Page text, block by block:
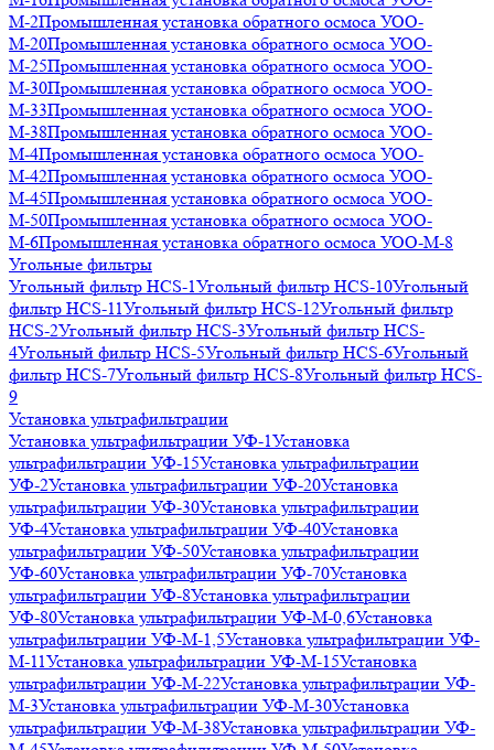
М-2Промышленная установка обратного осмоса УОО-
М-20Промышленная установка обратного осмоса УОО-
М-25Промышленная установка обратного осмоса УОО-
М-30Промышленная установка обратного осмоса УОО-
М-33Промышленная установка обратного осмоса УОО-
М-38Промышленная установка обратного осмоса УОО-
М-4Промышленная установка обратного осмоса УОО-
М-42Промышленная установка обратного осмоса УОО-
М-45Промышленная установка обратного осмоса УОО-
М-50Промышленная установка обратного осмоса УОО-
М-6Промышленная установка обратного осмоса УОО-М-8
Угольные фильтры
Угольный фильтр HСS-1Угольный фильтр HСS-10Угольный
фильтр HСS-11Угольный фильтр HСS-12Угольный фильтр
HСS-2Угольный фильтр HСS-3Угольный фильтр HСS-
4Угольный фильтр HСS-5Угольный фильтр HСS-6Угольный
фильтр HСS-7Угольный фильтр HСS-8Угольный фильтр HСS-
9
Установка ультрафильтрации
Установка ультрафильтрации УФ-1Установка
ультрафильтрации УФ-15Установка ультрафильтрации
УФ-2Установка ультрафильтрации УФ-20Установка
ультрафильтрации УФ-30Установка ультрафильтрации
УФ-4Установка ультрафильтрации УФ-40Установка
ультрафильтрации УФ-50Установка ультрафильтрации
УФ-60Установка ультрафильтрации УФ-70Установка
ультрафильтрации УФ-8Установка ультрафильтрации
УФ-80Установка ультрафильтрации УФ-М-0,6Установка
ультрафильтрации УФ-М-1,5Установка ультрафильтрации УФ-
М-11Установка ультрафильтрации УФ-М-15Установка
ультрафильтрации УФ-М-22Установка ультрафильтрации УФ-
М-3Установка ультрафильтрации УФ-М-30Установка
ультрафильтрации УФ-М-38Установка ультрафильтрации УФ-